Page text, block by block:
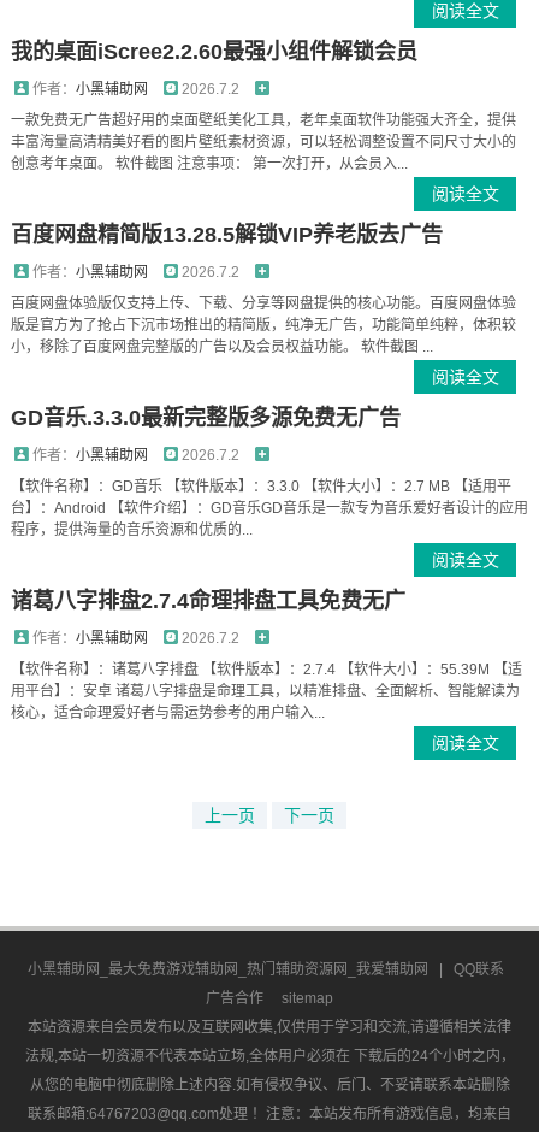
阅读全文
我的桌面iScree2.2.60最强小组件解锁会员
作者： 小黑辅助网
2026.7.2
一款免费无广告超好用的桌面壁纸美化工具，老年桌面软件功能强大齐全，提供
丰富海量高清精美好看的图片壁纸素材资源，可以轻松调整设置不同尺寸大小的
创意考年桌面。 软件截图 注意事项： 第一次打开，从会员入...
阅读全文
百度网盘精简版13.28.5解锁VIP养老版去广告
作者： 小黑辅助网
2026.7.2
百度网盘体验版仅支持上传、下载、分享等网盘提供的核心功能。百度网盘体验
版是官方为了抢占下沉市场推出的精简版，纯净无广告，功能简单纯粹，体积较
小，移除了百度网盘完整版的广告以及会员权益功能。 软件截图 ...
阅读全文
GD音乐.3.3.0最新完整版多源免费无广告
作者： 小黑辅助网
2026.7.2
【软件名称】：GD音乐 【软件版本】：3.3.0 【软件大小】：2.7 MB 【适用平
台】：Android 【软件介绍】：GD音乐GD音乐是一款专为音乐爱好者设计的应用
程序，提供海量的音乐资源和优质的...
阅读全文
诸葛八字排盘2.7.4命理排盘工具免费无广
作者： 小黑辅助网
2026.7.2
【软件名称】：诸葛八字排盘 【软件版本】：2.7.4 【软件大小】：55.39M 【适
用平台】：安卓 诸葛八字排盘是命理工具，以精准排盘、全面解析、智能解读为
核心，适合命理爱好者与需运势参考的用户输入...
阅读全文
上一页 下一页
小黑辅助网_最大免费游戏辅助网_热门辅助资源网_我爱辅助网
QQ联系
广告合作
sitemap
本站资源来自会员发布以及互联网收集,仅供用于学习和交流,请遵循相关法律
法规,本站一切资源不代表本站立场,全体用户必须在 下载后的24个小时之内，
从您的电脑中彻底删除上述内容.如有侵权争议、后门、不妥请联系本站删除
联系邮箱:64767203@qq.com处理 ！注意：本站发布所有游戏信息，均来自